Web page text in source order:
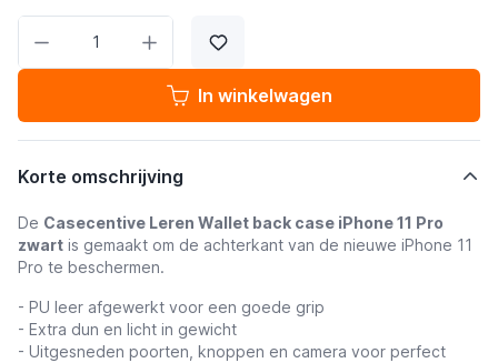
In winkelwagen
Korte omschrijving
De Casecentive Leren Wallet back case iPhone 11 Pro
zwart is gemaakt om de achterkant van de nieuwe iPhone 11
Pro te beschermen.
- PU leer afgewerkt voor een goede grip
- Extra dun en licht in gewicht
- Uitgesneden poorten, knoppen en camera voor perfect